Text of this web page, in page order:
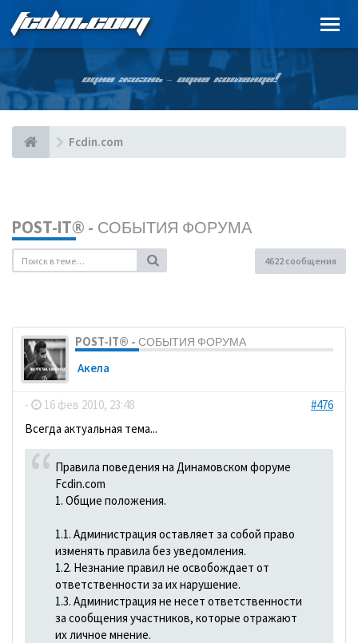
FCDIN.COM
ОДНА ЖИЗНЬ – ОДНА КОМАНДА!
Fcdin.com
POST-IT® - СОБЫТИЯ ФОРУМА
4622 сообщения
POST-IT® - СОБЫТИЯ ФОРУМА
Акела
- 16 фев 2010, 23:48
#476
Всегда актуальная тема...
Правила поведения на Динамовском форуме
Fcdin.com
1. Общие положения.
1.1. Администрация оставляет за собой право
изменять правила без уведомления.
1.2. Незнание правил не освобождает от
ответственности за их нарушение.
1.3. Администрация не несет ответственности
за сообщения участников, которые отражают
их личное мнение.